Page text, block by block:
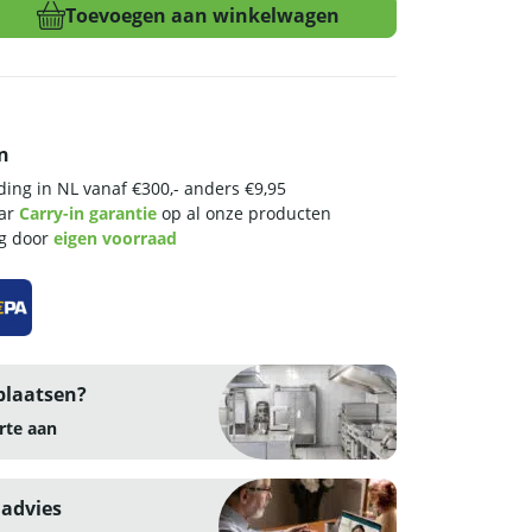
Toevoegen aan winkelwagen
in NL vanaf €300,- anders €9,95
Carry-in garantie op al onze producten
door eigen voorraad
aan